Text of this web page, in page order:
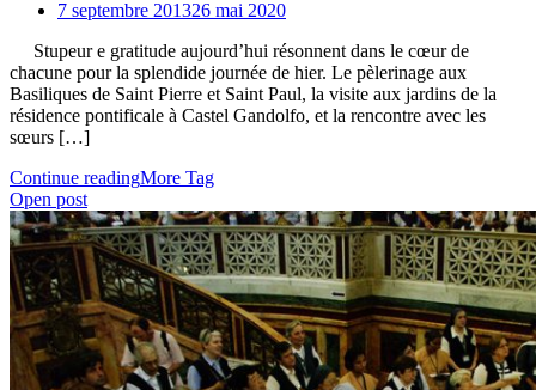
7 septembre 201326 mai 2020
Stupeur e gratitude aujourd’hui résonnent dans le cœur de
chacune pour la splendide journée de hier. Le pèlerinage aux
Basiliques de Saint Pierre et Saint Paul, la visite aux jardins de la
résidence pontificale à Castel Gandolfo, et la rencontre avec les
sœurs […]
Continue readingMore Tag
Open post